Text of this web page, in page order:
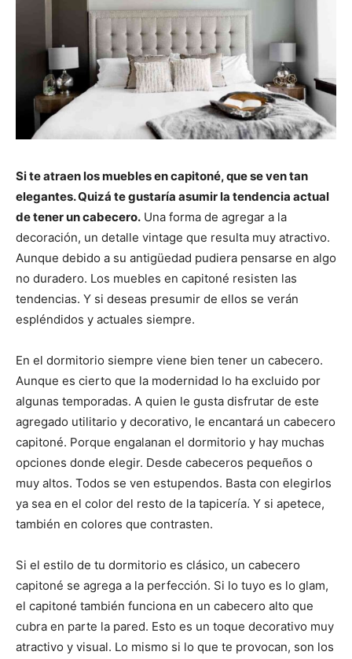
Si te atraen los muebles en capitoné, que se ven tan
elegantes. Quizá te gustaría asumir la tendencia actual
de tener un cabecero. Una forma de agregar a la
decoración, un detalle vintage que resulta muy atractivo.
Aunque debido a su antigüedad pudiera pensarse en algo
no duradero. Los muebles en capitoné resisten las
tendencias. Y si deseas presumir de ellos se verán
espléndidos y actuales siempre.
En el dormitorio siempre viene bien tener un cabecero.
Aunque es cierto que la modernidad lo ha excluido por
algunas temporadas. A quien le gusta disfrutar de este
agregado utilitario y decorativo, le encantará un cabecero
capitoné. Porque engalanan el dormitorio y hay muchas
opciones donde elegir. Desde cabeceros pequeños o
muy altos. Todos se ven estupendos. Basta con elegirlos
ya sea en el color del resto de la tapicería. Y si apetece,
también en colores que contrasten.
Si el estilo de tu dormitorio es clásico, un cabecero
capitoné se agrega a la perfección. Si lo tuyo es lo glam,
el capitoné también funciona en un cabecero alto que
cubra en parte la pared. Esto es un toque decorativo muy
atractivo y visual. Lo mismo si lo que te provocan, son los